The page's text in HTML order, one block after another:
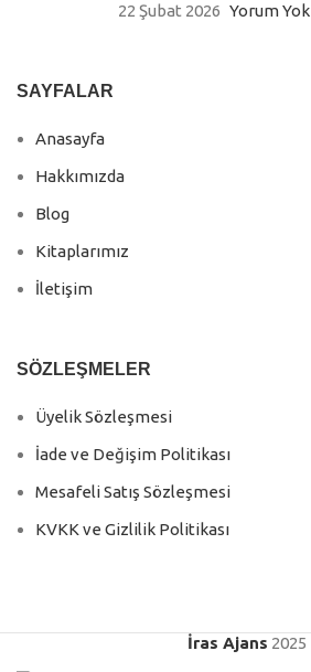
22 Şubat 2026 Yorum Yok
SAYFALAR
Anasayfa
Hakkımızda
Blog
Kitaplarımız
İletişim
SÖZLEŞMELER
Üyelik Sözleşmesi
İade ve Değişim Politikası
Mesafeli Satış Sözleşmesi
KVKK ve Gizlilik Politikası
İras Ajans 2025